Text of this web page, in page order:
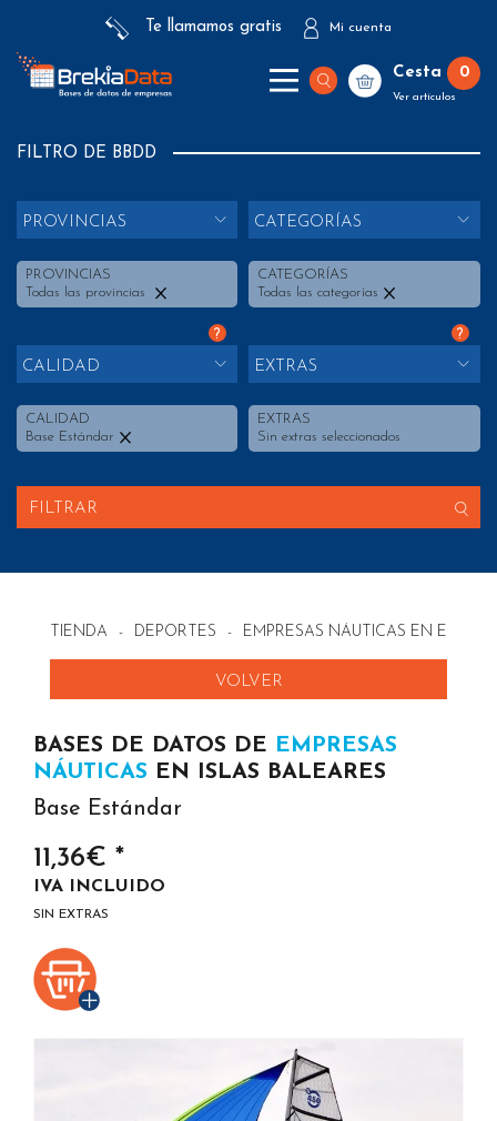
Te llamamos gratis Mi cuenta
Cesta 0
Ver artículos
FILTRO DE BBDD
PROVINCIAS
PROVINCIAS
Todas las provincias
CATEGORÍAS
CATEGORÍAS
Todas las categorías
?
CALIDAD
CALIDAD
Base Estándar
?
EXTRAS
EXTRAS
Sin extras seleccionados
FILTRAR
TIENDA - DEPORTES - EMPRESAS NÁUTICAS EN ESPAÑA
VOLVER
BASES DE DATOS DE EMPRESAS
NÁUTICAS EN ISLAS BALEARES
Base Estándar
11,36€ *
IVA INCLUIDO
SIN EXTRAS